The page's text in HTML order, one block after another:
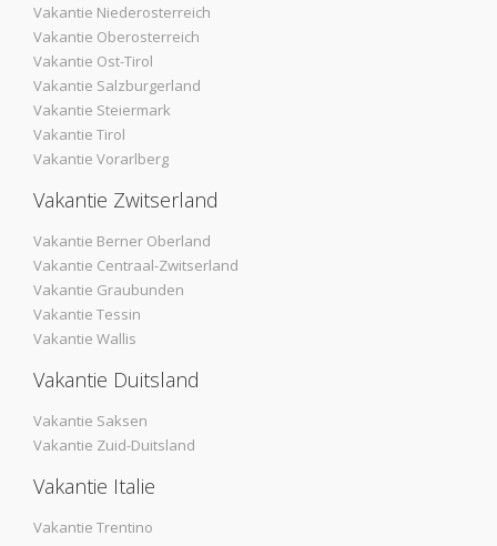
Vakantie Niederosterreich
Vakantie Oberosterreich
Vakantie Ost-Tirol
Vakantie Salzburgerland
Vakantie Steiermark
Vakantie Tirol
Vakantie Vorarlberg
Vakantie Zwitserland
Vakantie Berner Oberland
Vakantie Centraal-Zwitserland
Vakantie Graubunden
Vakantie Tessin
Vakantie Wallis
Vakantie Duitsland
Vakantie Saksen
Vakantie Zuid-Duitsland
Vakantie Italie
Vakantie Trentino